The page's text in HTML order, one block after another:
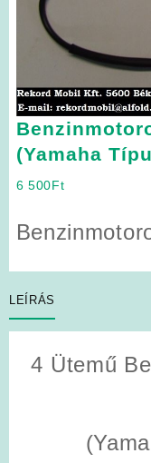
(Yamaha
6 500Ft
LEÍRÁS
4 Ütemű